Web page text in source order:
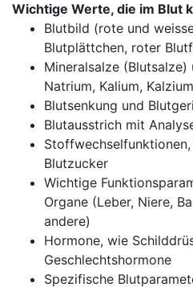
Wichtige Werte, die im Blut
Blutbild (rote und
Blutplättchen, roter
Mineralsalze (Blutsalze)
Natrium, Kalium,
Blutsenkung und
Blutausstrich mit
Blutzucker
Wichtige
Organe (Leber, Niere,
andere)
Hormone, wie
Geschlechtshormone
Spezifische